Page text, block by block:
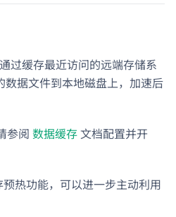
过缓存最近访问的远端存储系
数据文件到本地磁盘上，加速后
参阅 数据缓存 文档配置并开
热功能，可以进一步主动利用